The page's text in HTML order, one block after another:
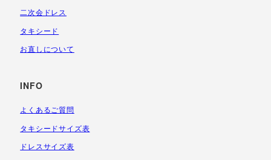
二次会ドレス
タキシード
お直しについて
INFO
よくあるご質問
タキシードサイズ表
ドレスサイズ表